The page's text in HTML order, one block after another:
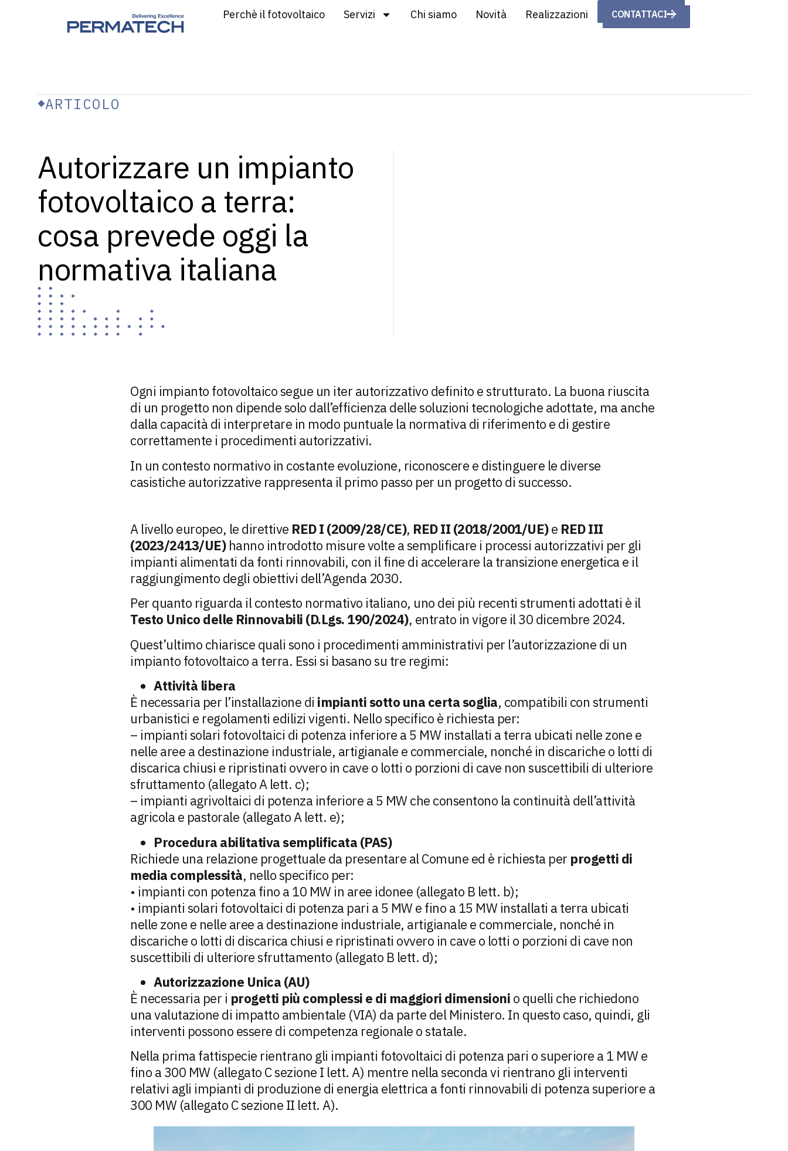
Perchè il fotovoltaico Servizi Chi siamo Novità Realizzazioni CONTATTACI
ARTICOLO
Autorizzare un impianto
fotovoltaico a terra:
cosa prevede oggi la
normativa italiana
Ogni impianto fotovoltaico segue un iter autorizzativo definito e strutturato. La buona riuscita
di un progetto non dipende solo dall’efficienza delle soluzioni tecnologiche adottate, ma anche
dalla capacità di interpretare in modo puntuale la normativa di riferimento e di gestire
correttamente i procedimenti autorizzativi.
In un contesto normativo in costante evoluzione, riconoscere e distinguere le diverse
casistiche autorizzative rappresenta il primo passo per un progetto di successo.
A livello europeo, le direttive RED I (2009/28/CE), RED II (2018/2001/UE)e RED III
(2023/2413/UE)hanno introdotto misure volte a semplificare i processi autorizzativi per gli
impianti alimentati da fonti rinnovabili, con il fine di accelerare la transizione energetica e il
raggiungimento degli obiettivi dell’Agenda 2030.
Per quanto riguarda il contesto normativo italiano, uno dei più recenti strumenti adottati è il
Testo Unico delle Rinnovabili (D.Lgs. 190/2024), entrato in vigore il 30 dicembre 2024.
Quest’ultimo chiarisce quali sono i procedimenti amministrativi per l’autorizzazione di un
impianto fotovoltaico a terra. Essi si basano su tre regimi:
Attività libera
È necessaria per l’installazione di impianti sotto una certa soglia, compatibili con strumenti
urbanistici e regolamenti edilizi vigenti. Nello specifico è richiesta per:
– impianti solari fotovoltaici di potenza inferiore a 5 MW installati a terra ubicati nelle zone e
nelle aree a destinazione industriale, artigianale e commerciale, nonché in discariche o lotti di
discarica chiusi e ripristinati ovvero in cave o lotti o porzioni di cave non suscettibili di ulteriore
sfruttamento (allegato A lett. c);
– impianti agrivoltaici di potenza inferiore a 5 MW che consentono la continuità dell’attività
agricola e pastorale (allegato A lett. e);
Procedura abilitativa semplificata (PAS)
Richiede una relazione progettuale da presentare al Comune ed è richiesta per progetti di
media complessità, nello specifico per:
• impianti con potenza fino a 10 MW in aree idonee (allegato B lett. b);
• impianti solari fotovoltaici di potenza pari a 5 MW e fino a 15 MW installati a terra ubicati
nelle zone e nelle aree a destinazione industriale, artigianale e commerciale, nonché in
discariche o lotti di discarica chiusi e ripristinati ovvero in cave o lotti o porzioni di cave non
suscettibili di ulteriore sfruttamento (allegato B lett. d);
Autorizzazione Unica (AU)
È necessaria per i progetti più complessi e di maggiori dimensioni o quelli che richiedono
una valutazione di impatto ambientale (VIA) da parte del Ministero. In questo caso, quindi, gli
interventi possono essere di competenza regionale o statale.
Nella prima fattispecie rientrano gli impianti fotovoltaici di potenza pari o superiore a 1 MW e
fino a 300 MW (allegato C sezione I lett. A) mentre nella seconda vi rientrano gli interventi
relativi agli impianti di produzione di energia elettrica a fonti rinnovabili di potenza superiore a
300 MW (allegato C sezione II lett. A).